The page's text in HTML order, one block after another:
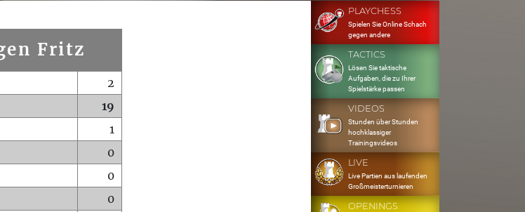
Fritz
2
19
1
0
0
0
PLAYCHESS
Spielen Sie Online Schach
gegen andere
TACTICS
Lösen Sie taktische
Aufgaben, die zu Ihrer
Spielstärke passen
VIDEOS
Stunden über Stunden
hochklassiger
Trainingsvideos
LIVE
Live Partien aus laufenden
Großmeisterturnieren
OPENINGS